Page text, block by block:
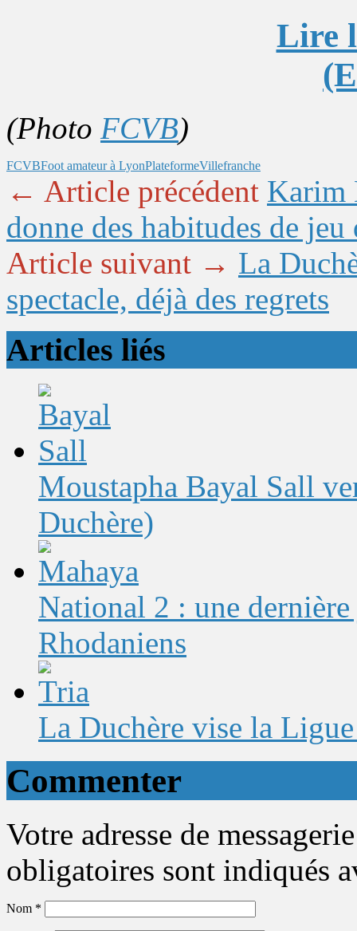
Lire
(Photo FCVB)
FCVBFoot amateur à LyonPlateformeVillefranche
← Article précédent Karim
donne des habitudes de
Article suivant → La
spectacle, déjà des regrets
Articles liés
Moustapha Bayal Sall
Duchère)
National 2 : une
Rhodaniens
La Duchère vise la
Commenter
Votre adresse de
obligatoires sont indiqués
Nom *